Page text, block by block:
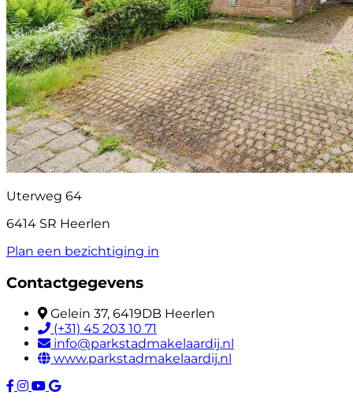
Uterweg 64
6414 SR Heerlen
Plan een bezichtiging in
Contactgegevens
Gelein 37, 6419DB Heerlen
(+31) 45 203 10 71
info@parkstadmakelaardij.nl
www.parkstadmakelaardij.nl